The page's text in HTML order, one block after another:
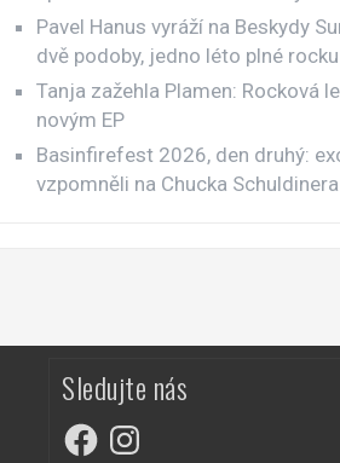
Pavel Hanus vyráží na Beskydy
dvě podoby, jedno léto plné rocku
Tanja zažehla Plamen: Rocková
novým EP
Basinfirefest 2026, den druhý:
vzpomněli na Chucka Schuldinera
Sledujte nás
FacebookInstagram